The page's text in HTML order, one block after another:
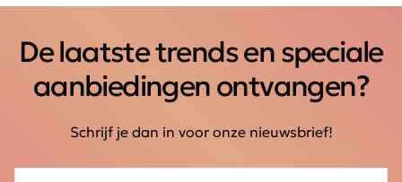
De laatste trends en speciale
aanbiedingen ontvangen?
Schrijf je dan in voor onze nieuwsbrief!